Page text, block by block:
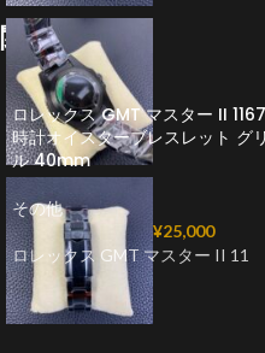
関連商品
ロレックス GMT マスター II
時計オイスターブレスレット グ
ル 40mm
その他
¥25,000
ロレックス GMT マスター II 11